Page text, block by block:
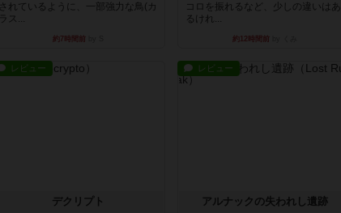
されているように、一部強力な鳥(カ
ラス...
約7時間前
コロを振れるなど、少しの違いはあ
るけれ...
約12時間前
レビュー
デクリプト
レビュー
アルナックの失われし遺跡